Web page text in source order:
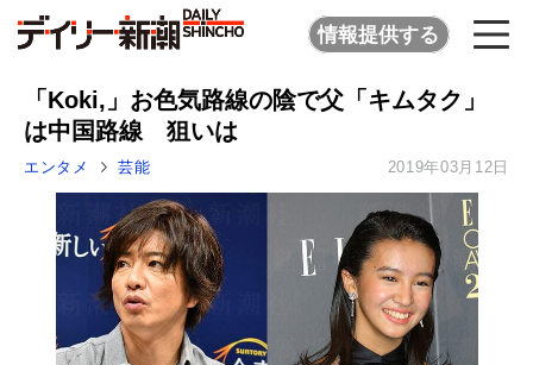
情報提供する
「Koki,」お色気路線の陰で父「キムタク」
は中国路線 狙いは
エンタメ 芸能 2019年03月12日